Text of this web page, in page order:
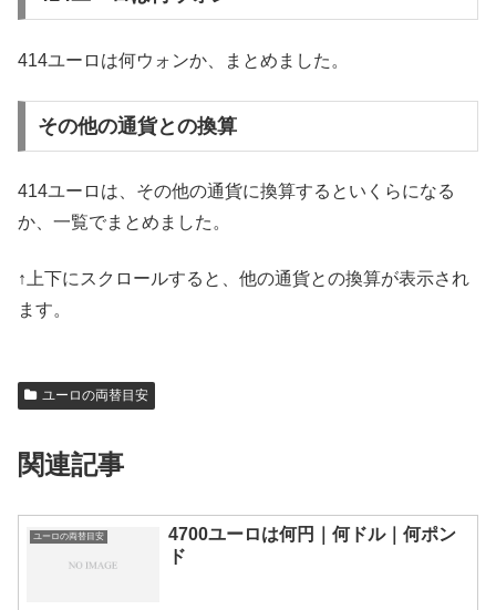
414ユーロは何ウォンか、まとめました。
その他の通貨との換算
414ユーロは、その他の通貨に換算するといくらになる
か、一覧でまとめました。
↑上下にスクロールすると、他の通貨との換算が表示され
ます。
ユーロの両替目安
関連記事
ユーロの両替目安
4700ユーロは何円｜何ドル｜何ポン
ド